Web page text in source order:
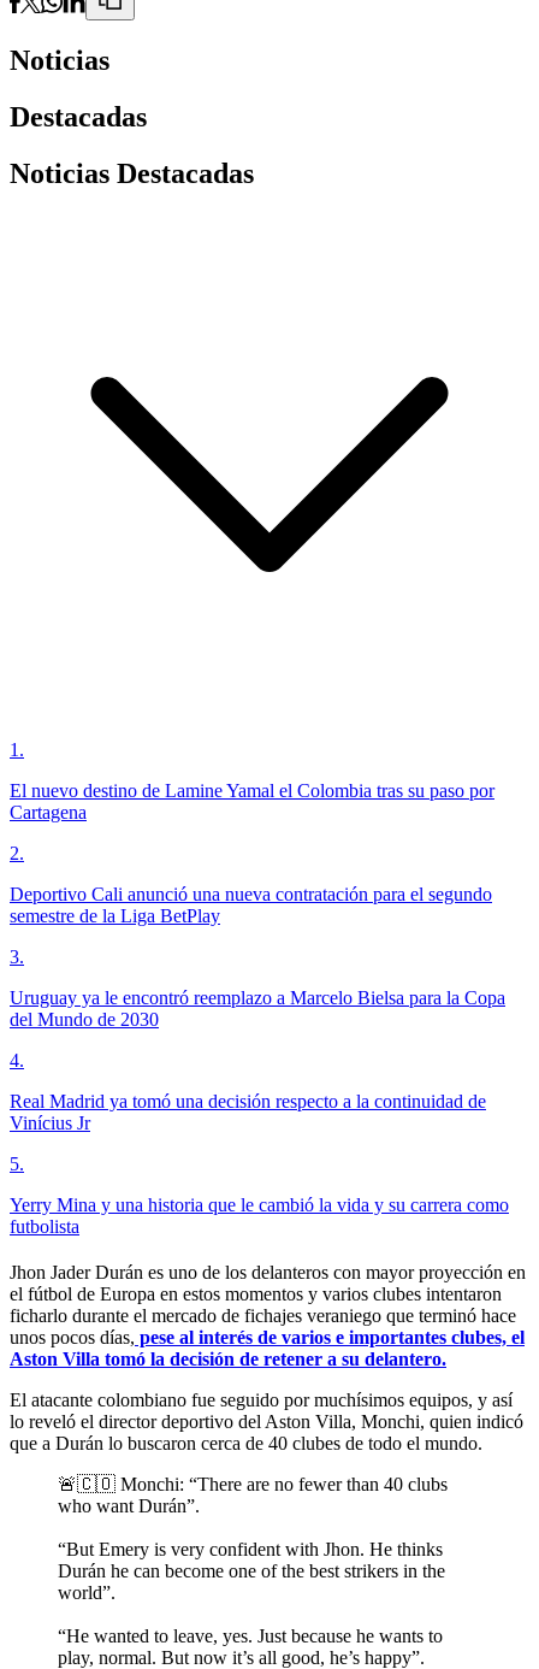
Noticias
Destacadas
Noticias Destacadas
1 .
El nuevo destino de Lamine Yamal el Colombia tras su paso por
Cartagena
2.
Deportivo Cali anunció una nueva contratación para el segundo
semestre de la Liga BetPlay
3.
Uruguay ya le encontró reemplazo a Marcelo Bielsa para la Copa
del Mundo de 2030
4.
Real Madrid ya tomó una decisión respecto a la continuidad de
Vinícius Jr
5.
Yerry Mina y una historia que le cambió la vida y su carrera como
futbolista
Jhon Jader Durán es uno de los delanteros con mayor proyección en
el fútbol de Europa en estos momentos y varios clubes intentaron
ficharlo durante el mercado de fichajes veraniego que terminó hace
unos pocos días, pese al interés de varios e importantes clubes, el
Aston Villa tomó la decisión de retener a su delantero.
El atacante colombiano fue seguido por muchísimos equipos, y así
lo reveló el director deportivo del Aston Villa, Monchi, quien indicó
que a Durán lo buscaron cerca de 40 clubes de todo el mundo.
🚨🇨🇴 Monchi: “There are no fewer than 40 clubs
who want Durán”.
“But Emery is very confident with Jhon. He thinks
Durán he can become one of the best strikers in the
world”.
“He wanted to leave, yes. Just because he wants to
play, normal. But now it’s all good, he’s happy”.